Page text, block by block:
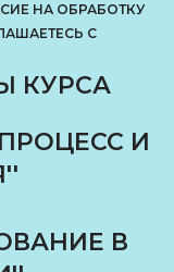
НА ОБРАБОТКУ
С
КУРСА
И
В